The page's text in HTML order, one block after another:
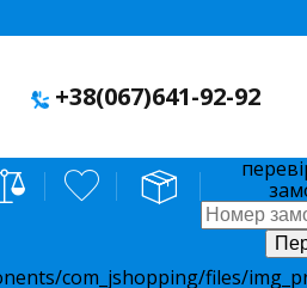
+38(067)641-92-92
com_jshopping/files/